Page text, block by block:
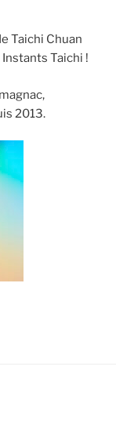
Taichi Chuan
Taichi !
2013.